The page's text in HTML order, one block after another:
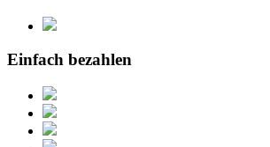
Einfach bezahlen